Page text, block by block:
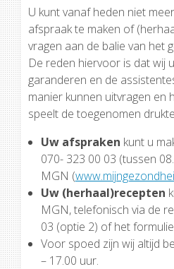
U kunt vanaf heden niet
afspraak te maken of
vragen aan de balie van het
De reden hiervoor is dat wij
garanderen en de
manier kunnen uitvragen en
speelt de toegenomen
Uw afspraken kunt u
070- 323 00 03 (tussen
MGN (
Uw (herhaal)recepten
MGN, telefonisch via de
03 (optie 2) of het
Voor spoed zijn wij altijd
– 17.00 uur.